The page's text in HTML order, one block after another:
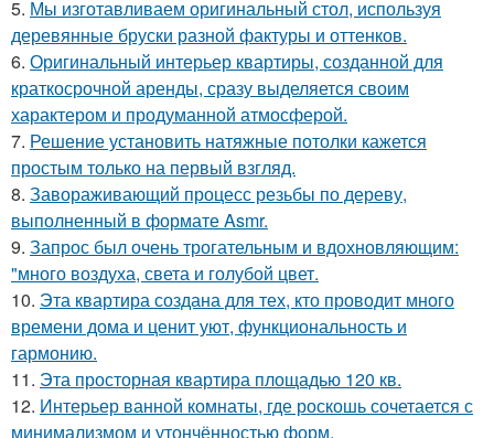
5. Мы изготавливаем оригинальный стол, используя
деревянные бруски разной фактуры и оттенков.
6. Оригинальный интерьер квартиры, созданной для
краткосрочной аренды, сразу выделяется своим
характером и продуманной атмосферой.
7. Решение установить натяжные потолки кажется
простым только на первый взгляд.
8. Завораживающий процесс резьбы по дереву,
выполненный в формате Asmr.
9. Запрос был очень трогательным и вдохновляющим:
"много воздуха, света и голубой цвет.
10. Эта квартира создана для тех, кто проводит много
времени дома и ценит уют, функциональность и
гармонию.
11. Эта просторная квартира площадью 120 кв.
12. Интерьер ванной комнаты, где роскошь сочетается с
минимализмом и утончённостью форм.